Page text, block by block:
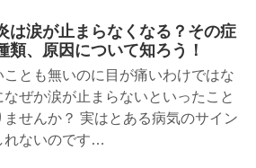
は涙が止まらなくなる？その症
類、原因について知ろう！
ことも無いのに目が痛いわけではな
なぜか涙が止まらないといったこと
ませんか？ 実はとある病気のサイン
れないのです…